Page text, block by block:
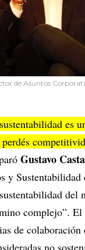
de Asuntos
es
perdés
Gustavo
y Sustentabilidad
del
complejo”.
de